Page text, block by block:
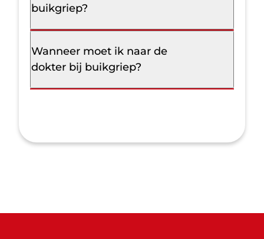
buikgriep?
Wanneer moet ik naar de
dokter bij buikgriep?